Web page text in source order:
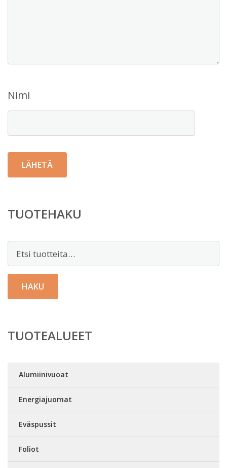
Nimi
TUOTEHAKU
HAKU
TUOTEALUEET
Alumiinivuoat
Energiajuomat
Eväspussit
Foliot